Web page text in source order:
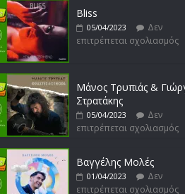
Bliss
05/04/2023
Δεν
επιτρέπεται σχολιασμός
Μάνος Τρυπιάς &
Στρατάκης
05/04/2023
Δεν
επιτρέπεται σχολιασμός
Βαγγέλης Μολές
01/04/2023
Δεν
επιτρέπεται σχολιασμός